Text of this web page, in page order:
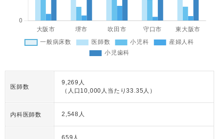
医師数
9,269人
（人口10,000人当たり33.35人）
内科医師数 2,548人
659人